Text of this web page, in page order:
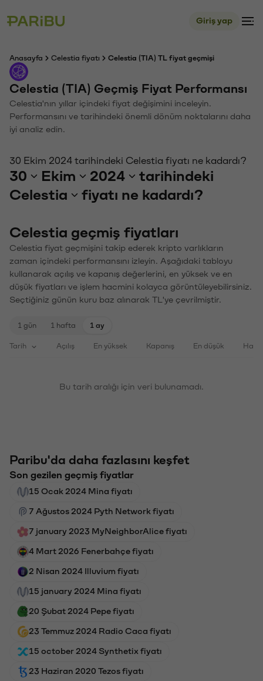
Giriş yap
Anasayfa Celestia fiyatı Celestia (TIA) TL fiyat geçmişi
Celestia (TIA) Geçmiş Fiyat Performansı
Celestia'nın yıllar içindeki fiyat değişimini inceleyin.
Performansını ve tarihindeki önemli dönüm noktalarını daha
iyi analiz edin.
30 Ekim 2024 tarihindeki Celestia fiyatı ne kadardı?
30 Ekim 2024
tarihindeki
Celestia
fiyatı ne kadardı?
Celestia geçmiş fiyatları
Celestia fiyat geçmişini takip ederek kripto varlıkların
zaman içindeki performansını izleyin. Aşağıdaki tabloyu
kullanarak açılış ve kapanış değerlerini, en yüksek ve en
düşük fiyatları ve işlem hacmini kolayca görüntüleyebilirsiniz.
Seçtiğiniz günün kuru baz alınarak TL'ye çevrilmiştir.
1 gün 1 hafta 1 ay
Tarih Açılış En yüksek Kapanış En düşük
Bu tarih aralığı için veri bulunamadı.
Paribu'da daha fazlasını keşfet
Son gezilen geçmiş fiyatlar
15 Ocak 2024 Mina fiyatı
7 Ağustos 2024 Pyth Network fiyatı
7 january 2023 MyNeighborAlice fiyatı
4 Mart 2026 Fenerbahçe fiyatı
2 Nisan 2024 Illuvium fiyatı
15 january 2024 Mina fiyatı
20 Şubat 2024 Pepe fiyatı
23 Temmuz 2024 Radio Caca fiyatı
15 october 2024 Synthetix fiyatı
23 Haziran 2020 Tezos fiyatı